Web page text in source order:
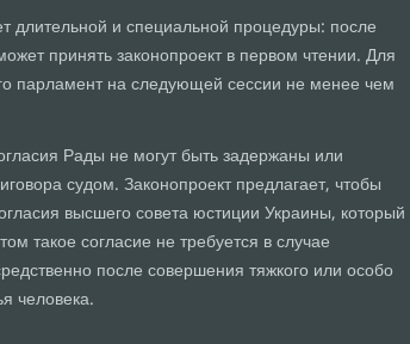
длительной и специальной процедуры: после
принять законопроект в первом чтении. Для
парламент на следующей сессии не менее чем
Рады не могут быть задержаны или
судом. Законопроект предлагает, чтобы
высшего совета юстиции Украины, который
такое согласие не требуется в случае
после совершения тяжкого или особо
человека.